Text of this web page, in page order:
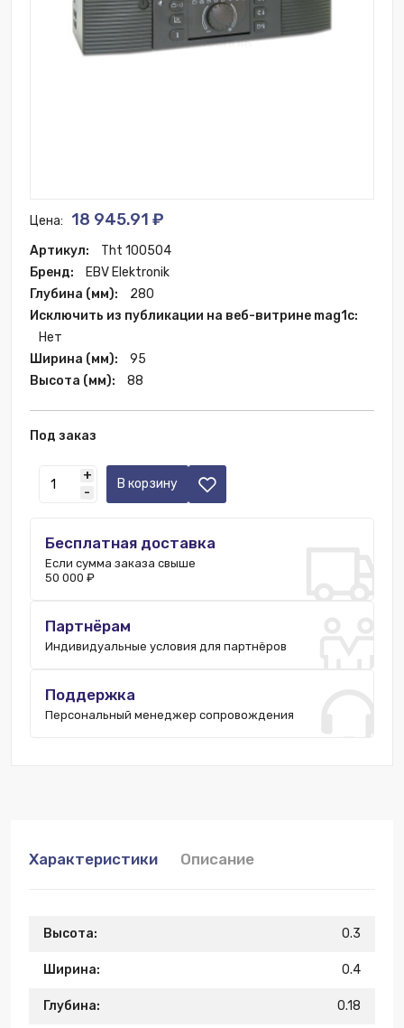
Цена: 18 945.91 ₽
Артикул:
Tht 100504
Бренд:
EBV Elektronik
Глубина (мм):
280
Исключить из публикации на веб-витрине mag1c:
Нет
Ширина (мм):
95
Высота (мм):
88
Под заказ
+
-
В корзину
Бесплатная доставка
Если сумма заказа свыше
50 000 ₽
Партнёрам
Индивидуальные условия для партнёров
Поддержка
Персональный менеджер сопровождения
Характеристики Описание
Высота: 0.3
Ширина: 0.4
Глубина: 0.18